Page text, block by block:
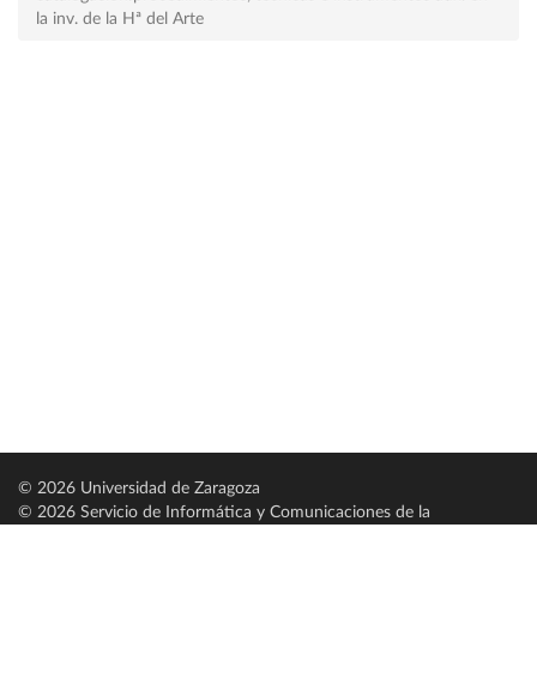
la inv. de la Hª del Arte
© 2026 Universidad de Zaragoza
© 2026 Servicio de Informática y Comunicaciones de la